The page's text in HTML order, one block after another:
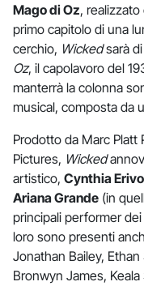
Mago di Oz, realizzato
primo capitolo di una
cerchio, Wickedsarà
Oz, il capolavoro del
manterrà la colonna
musical, composta da
Prodotto da Marc Platt
Pictures, Wicked
artistico, Cynthia Erivo
Ariana Grande (in
principali performer
loro sono presenti
Jonathan Bailey,
Bronwyn James,